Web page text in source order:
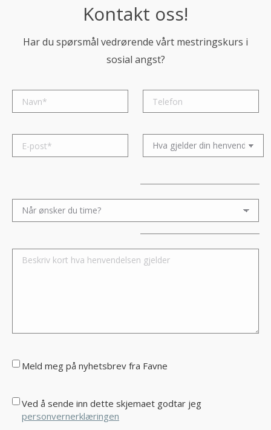
Kontakt oss!
Har du spørsmål vedrørende vårt mestringskurs i
sosial angst?
Meld meg på nyhetsbrev fra Favne
Ved å sende inn dette skjemaet godtar jeg
personvernerklæringen